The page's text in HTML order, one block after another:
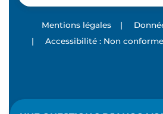
Mentions légales |
|
Accessibilité : Non conforme